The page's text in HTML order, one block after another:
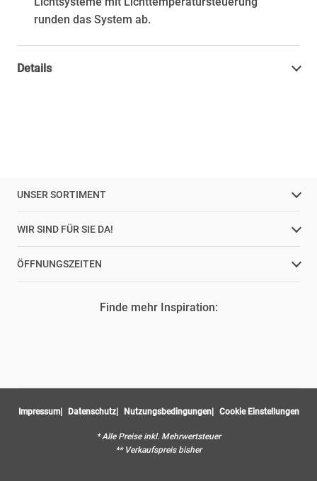
runden das System ab.
Details
UNSER SORTIMENT
WIR SIND FÜR SIE DA!
ÖFFNUNGSZEITEN
Finde mehr Inspiration:
Impressum Datenschutz Nutzungsbedingungen Cookie Einstellungen
* Alle Preise inkl. Mehrwertsteuer
** Verkaufspreis bisher